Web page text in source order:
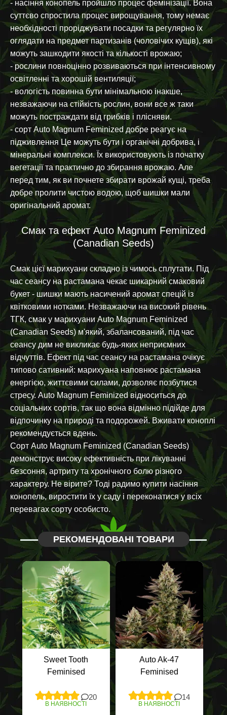
- насіння конопель пройшло процес фемінізації. Вона
суттєво спростила процес вирощування, тому немає
необхідності проріджувати посадки та регулярно їх
оглядати на предмет партизанів (чоловічих кущів), які
можуть зашкодити якості та кількості врожаю;
- рослини повноцінно розвиваються при інтенсивному
освітленні та хорошій вентиляції;
- вологість повинна бути мінімальною інакше,
незважаючи на стійкість рослин, вони все ж таки
можуть постраждати від грибків і плісняви.
- сорт Auto Magnum Feminized добре реагує на
підживлення Це можуть бути і органічні добрива, і
мінеральні комплекси. Їх використовують із початку
вегетації та практично до збирання врожаю. Але
перед тим, як ви почнете збирати врожай кущі, треба
добре пролити чистою водою, щоб шишки мали
оригінальний аромат.
Смак та ефект Auto Magnum Feminized
(Canadian Seeds)
Смак цієї марихуани складно із чимось сплутати. Під
час сеансу на растамана чекає шикарний смаковий
букет - шишки мають насичений аромат спецій із
квітковими нотками. Незважаючи на високий рівень
ТГК, смак у марихуани Auto Magnum Feminized
(Canadian Seeds) м'який, збалансований, під час
сеансу дим не викликає будь-яких неприємних
відчуттів. Ефект під час сеансу на растамана очікує
типово сативний: марихуана наповнює растамана
енергією, життєвими силами, дозволяє позбутися
стресу. Auto Magnum Feminized відноситься до
соціальних сортів, так що вона відмінно підійде для
відпочинку на природі та подорожей. Вживати коноплі
рекомендується вдень.
Сорт Auto Magnum Feminized (Canadian Seeds)
демонструє високу ефективність при лікуванні
безсоння, артриту та хронічного болю різного
характеру. Не вірите? Тоді радимо купити насіння
конопель, виростити їх у саду і переконатися у всіх
перевагах сорту особисто.
РЕКОМЕНДОВАНІ ТОВАРИ
Sweet Tooth
Feminised
20
В НАЯВНОСТІ
Auto Ak-47
Feminised
14
В НАЯВНОСТІ